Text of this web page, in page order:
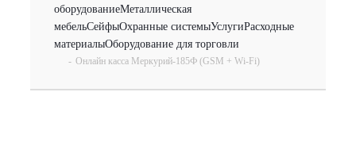
оборудованиеМеталлическая
мебельСейфыОхранные системыУслугиРасходные
материалыОборудование для торговли
- Онлайн касса Меркурий-185Ф (GSM + Wi-Fi)